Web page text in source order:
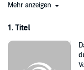
dans tous les domaines
d'autres enseignements.
"Ce que je veux, c'est
humaines, sont autant
Mehr anzeigen
1. Titel